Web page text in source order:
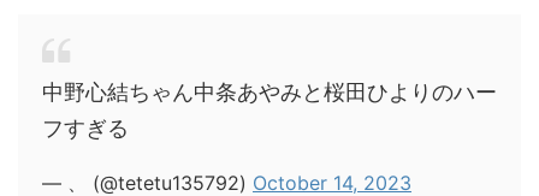
中野心結ちゃん中条あやみと桜田ひよりのハー
フすぎる
— 、 (@tetetu135792) October 14, 2023